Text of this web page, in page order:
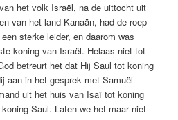
het volk Israël, na de uittocht uit
van het land Kanaän, had de roep
sterke leider, en daarom was
koning van Israël. Helaas niet tot
betreurt het dat Hij Saul tot koning
aan in het gesprek met Samuël
uit het huis van Isaï tot koning
Saul. Laten we het maar niet